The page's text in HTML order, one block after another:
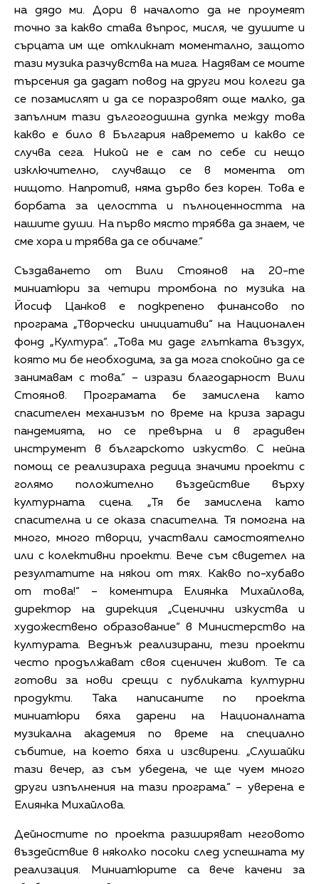
на дядо ми. Дори в началото да не проумеят
точно за какво става въпрос, мисля, че душите и
сърцата им ще откликнат моментално, защото
тази музика разчувства на мига. Надявам се моите
търсения да дадат повод на други мои колеги да
се позамислят и да се поразровят още малко, да
запълним тази дългогодишна дупка между това
какво е било в България навремето и какво се
случва сега. Никой не е сам по себе си нещо
изключително, случващо се в момента от
нищото. Напротив, няма дърво без корен. Това е
борбата за целостта и пълноценността на
нашите души. На първо място трябва да знаем, че
сме хора и трябва да се обичаме.“
Създаването от Вили Стоянов на 20-те
миниатюри за четири тромбона по музика на
Йосиф Цанков е подкрепено финансово по
програма „Творчески инициативи“ на Национален
фонд „Култура“. „Това ми даде глътката въздух,
която ми бе необходима, за да мога спокойно да се
занимавам с това.“ – изрази благодарност Вили
Стоянов. Програмата бе замислена като
спасителен механизъм по време на криза заради
пандемията, но се превърна и в градивен
инструмент в българското изкуство. С нейна
помощ се реализираха редица значими проекти с
голямо положително въздействие върху
културната сцена. „Тя бе замислена като
спасителна и се оказа спасителна. Тя помогна на
много, много творци, участвали самостоятелно
или с колективни проекти. Вече съм свидетел на
резултатите на някои от тях. Какво по-хубаво
от това!“ – коментира Елиянка Михайлова,
директор на дирекция „Сценични изкуства и
художествено образование“ в Министерство на
културата. Веднъж реализирани, тези проекти
често продължават своя сценичен живот. Те са
готови за нови срещи с публиката културни
продукти. Така написаните по проекта
миниатюри бяха дарени на Националната
музикална академия по време на специално
събитие, на което бяха и изсвирени. „Слушайки
тази вечер, аз съм убедена, че ще чуем много
други изпълнения на тази програма.“ – уверена е
Елиянка Михайлова.
Дейностите по проекта разширяват неговото
въздействие в няколко посоки след успешната му
реализация. Миниатюрите са вече качени за